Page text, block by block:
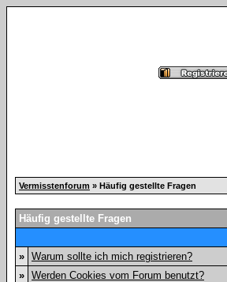
Vermisstenforum » Häufig gestellte Fragen
Häufig gestellte Fragen
» Warum sollte ich mich registrieren?
» Werden Cookies vom Forum benutzt?